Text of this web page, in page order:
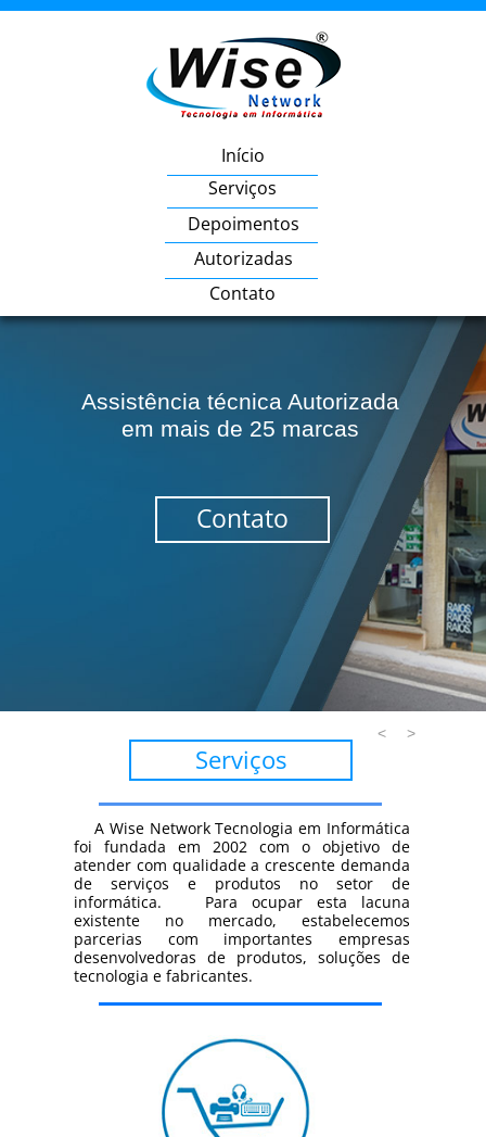
Início
Serviços
Depoimentos
Autorizadas
Contato
Serviços
< >
Assistência técnica Autorizada
em mais de 25 marcas
Contato
A Wise Network Tecnologia em Informática
foi fundada em 2002 com o objetivo de
atender com qualidade a crescente demanda
de serviços e produtos no setor de
informática. Para ocupar esta lacuna
existente no mercado, estabelecemos
parcerias com importantes empresas
desenvolvedoras de produtos, soluções de
tecnologia e fabricantes.